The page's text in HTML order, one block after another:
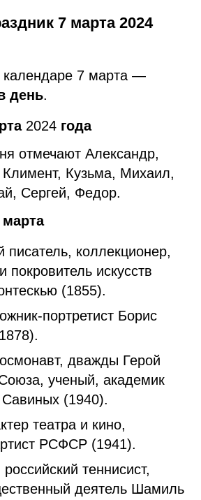
7 марта 2024
7 марта —
день.
2024 года
отмечают Александр,
Кузьма, Михаил,
Сергей, Федор.
писатель, коллекционер,
покровитель искусств
(1855).
портретист Борис
дважды Герой
ученый, академик
(1940).
театра и кино,
РСФСР (1941).
теннисист,
деятель Шамиль